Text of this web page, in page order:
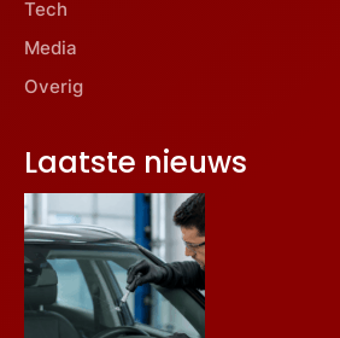
Tech
Media
Overig
Laatste nieuws